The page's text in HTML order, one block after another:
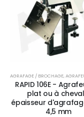
AGRAFAGE / BROCHAGE,
RAPID 106E -
plat ou à
épaisseur
4,5 mm